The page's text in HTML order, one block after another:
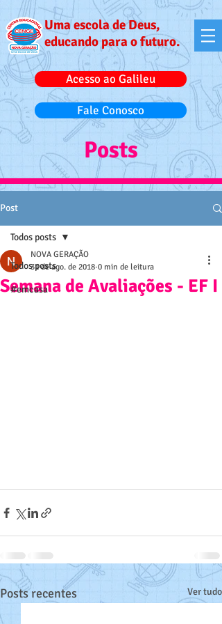
Uma escola de Deus,
educando para o futuro.
Acesso ao Galileu
Fale Conosco
Posts
Post
Todos posts
#emcasa
Todos posts
Semana de Avaliações - EF I
NOVA GERAÇÃO
31 de ago. de 2018 0 min de leitura
Posts recentes Ver tudo